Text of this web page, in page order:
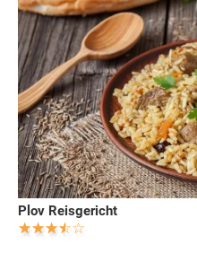
Plov Reisgericht